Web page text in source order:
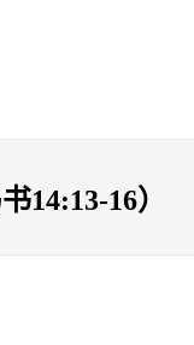
14:13-16）